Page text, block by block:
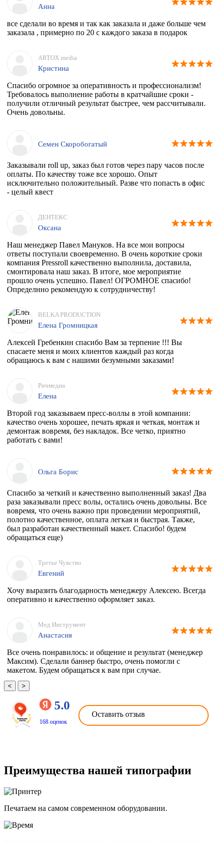
Анна
все сделали во время и так как заказала и даже больше чем
заказала , примерно по 20 с каждого заказа в подарок
ARTOX media
Кристина
Спасибо огромное за оперативность и профессионализм!
Требовалось выполнение работы в кратчайшие сроки -
получили отличный результат быстрее, чем рассчитывали.
Очень довольны.
Семен Скоробогатый
Заказывали roll up, заказ был готов через пару часов после
оплаты. По качеству тоже все хорошо. Опыт
исключительно положительный. Разве что попасть в офис
- целый квест
ДЕНТЕКС
Оксана
Наш менеджер Павел Мануков. На все мои вопросы
ответы поступали своевременно. В очень короткие сроки
компания Pressroll качественно выполнила, доставила,
смонтировала наш заказ. В итоге, мое мероприятие
прошло очень успешно. Павел! ОГРОМНОЕ спасибо!
Определнно рекомендую к сотрудничеству!
BELKA PRODUCTION
Елена Громницкая
Алексей Гребенкин спасибо Вам за терпение !!! Вы
спасаете меня и моих клиентов каждый раз когда
обращаюсь к вам с нашими безумными заказами!
Ричмедиа
Елена
Второй год заказываем пресс-воллы в этой компании:
качество очень хорошее, печать яркая и четкая, монтаж и
демонтаж вовремя, без накладок. Все четко, приятно
работать с вами!
Ольга Борис
Спасибо за четкий и качественно выполненный заказ! Два
раза заказывали пресс волы, остались очень довольны. Все
вовремя, что очень важно при проведении мероприятий,
полотно качественное, оплата легкая и быстрая. Также,
был разработан качественный макет. Спасибо! будем
обращаться еще)
Третье Чувство
Евгений
Хочу выразить благодарность менеджеру Алексею. Всегда
оперативно и качественно оформляет заказ.
Мед Инструмент
Анастасия
Все очень понравилось: и общение и результат (менеджер
Максим). Сделали баннер быстро, очень помогли с
макетом. Будем обращаться к вам при случае.
< >
5.0
168 оценок
Оставить отзыв
Преимущества нашей типографии
Печатаем на самом современном оборудовании.